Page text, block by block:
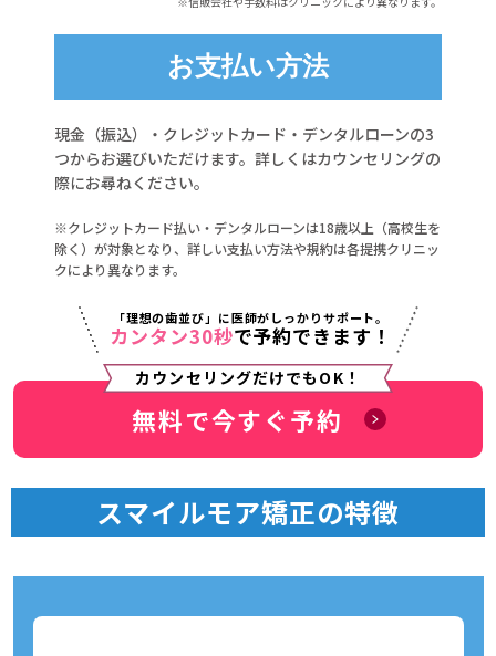
お支払い方法
現金（振込）・クレジットカード・デンタルローンの3
つからお選びいただけます。詳しくはカウンセリングの
際にお尋ねください。
※クレジットカード払い・デンタルローンは18歳以上（高校生を
除く）が対象となり、詳しい支払い方法や規約は各提携クリニッ
クにより異なります。
「理想の歯並び」に医師がしっかりサポート。
カンタン30秒で予約できます！
カウンセリングだけでもOK！
無料で今すぐ予約
スマイルモア矯正の特徴